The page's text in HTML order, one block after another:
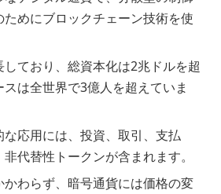
ためにブロックチェーン技術を使
ており、総資本化は2兆ドルを超
スは全世界で3億人を超えていま
応用には、投資、取引、支払
代替性トークンが含まれます。
わらず、暗号通貨には価格の変